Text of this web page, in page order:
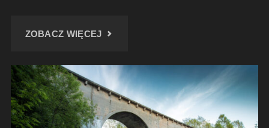
ZOBACZ WIĘCEJ"JEZIORO
DUŻE
–